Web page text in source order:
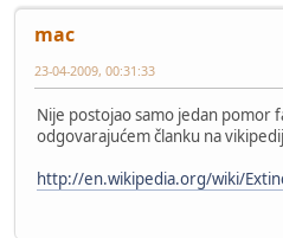
mac
23-04-2009, 00:31:33
Nije postojao samo jedan pomor
odgovarajućem članku na
http://en.wikipedia.org/wiki/